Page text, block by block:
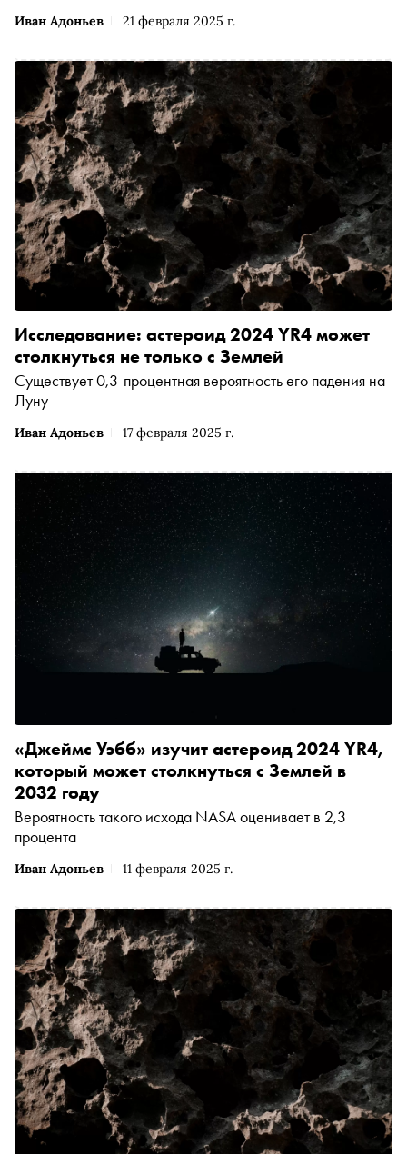
Иван Адоньев 21 февраля 2025 г.
Иван Адоньев 17 февраля 2025 г.
Исследование: астероид 2024 YR4 может
столкнуться не только с Землей
Существует 0,3-процентная вероятность его падения на
Луну
Иван Адоньев 11 февраля 2025 г.
«Джеймс Уэбб» изучит астероид 2024 YR4,
который может столкнуться с Землей в
2032 году
Вероятность такого исхода NASA оценивает в 2,3
процента